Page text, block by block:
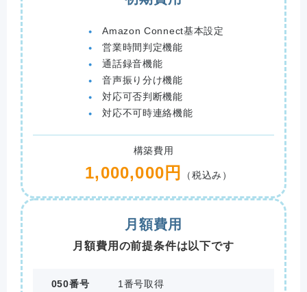
Amazon Connect基本設定
営業時間判定機能
通話録音機能
音声振り分け機能
対応可否判断機能
対応不可時連絡機能
構築費用
1,000,000円 （税込み）
月額費用
月額費用の前提条件は以下です
050番号 1番号取得